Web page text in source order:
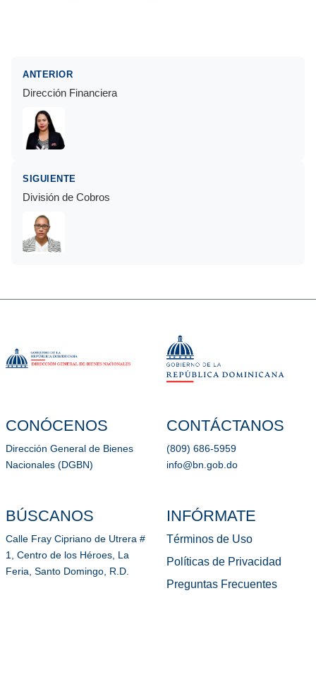
ANTERIOR
Dirección Financiera
SIGUIENTE
División de Cobros
CONÓCENOS
Dirección General de Bienes
Nacionales (DGBN)
BÚSCANOS
Calle Fray Cipriano de Utrera #
1, Centro de los Héroes, La
Feria, Santo Domingo, R.D.
CONTÁCTANOS
(809) 686-5959
info@bn.gob.do
INFÓRMATE
Términos de Uso
Políticas de Privacidad
Preguntas Frecuentes